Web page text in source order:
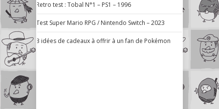
Retro test : Tobal N°1 – PS1 – 1996
Test Super Mario RPG / Nintendo Switch – 2023
3 idées de cadeaux à offrir à un fan de Pokémon